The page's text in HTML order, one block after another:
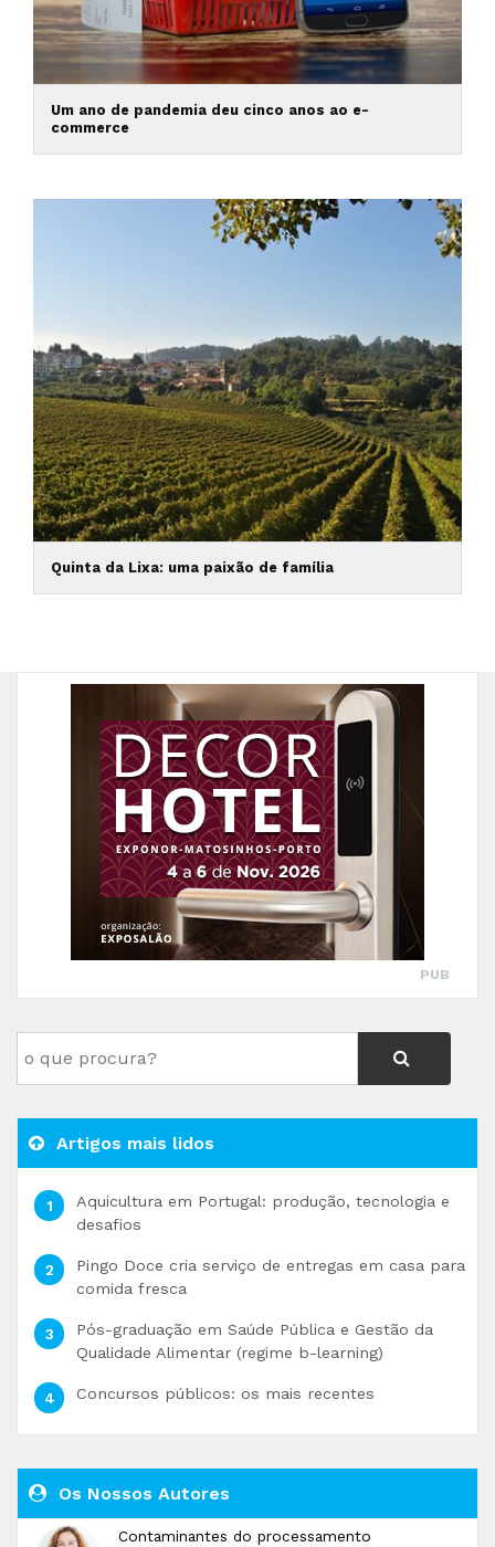
Um ano de pandemia deu cinco anos ao e-
commerce
Quinta da Lixa: uma paixão de família
PUB
Artigos mais lidos
Aquicultura em Portugal: produção, tecnologia e
desafios
Pingo Doce cria serviço de entregas em casa para
comida fresca
Pós-graduação em Saúde Pública e Gestão da
Qualidade Alimentar (regime b-learning)
Concursos públicos: os mais recentes
Os Nossos Autores
Contaminantes do processamento